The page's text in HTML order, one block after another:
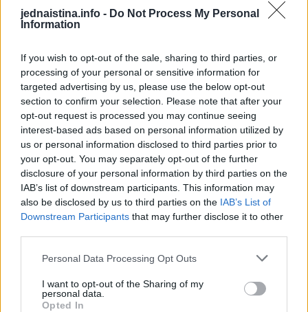
jednaistina.info - Do Not Process My Personal
Information
If you wish to opt-out of the sale, sharing to third parties, or
processing of your personal or sensitive information for
targeted advertising by us, please use the below opt-out
section to confirm your selection. Please note that after your
opt-out request is processed you may continue seeing
interest-based ads based on personal information utilized by
us or personal information disclosed to third parties prior to
your opt-out. You may separately opt-out of the further
disclosure of your personal information by third parties on the
IAB’s list of downstream participants. This information may
also be disclosed by us to third parties on the IAB’s List of
Downstream Participants that may further disclose it to other
Personal Data Processing Opt Outs
I want to opt-out of the Sharing of my
personal data.
Opted In
Promuklost: Promjena glasa ili trajna promuklost može
glasnica.
Umor i slabost: Neuobičajeni umor i opća slabost mogu biti
simptomi uznapredovalog raka pluća.
Gubitak težine i apetita: Nenamjerni gubitak težine i
gubitak apetita mogu biti znak raka pluća.
Uzroci raka pluća
Rak pluća složena je bolest na čiji razvoj može utjecati niz
čimbenika. Ti čimbenici mogu biti genetski, okolišni ili
povezani s načinom života. Razumijevanje uzroka raka
Postoji nekoliko glavnih čimbenika koji mogu dovesti do
razvoja raka pluća, stoji na web stranici američkog
Nacionalnog instituta za rak.